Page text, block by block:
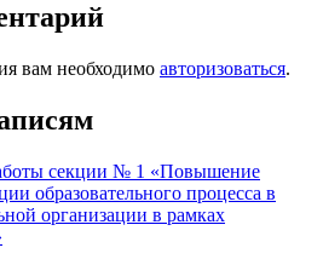
вам необходимо авторизоваться.
секции № 1 «Повышение
образовательного процесса в
организации в рамках